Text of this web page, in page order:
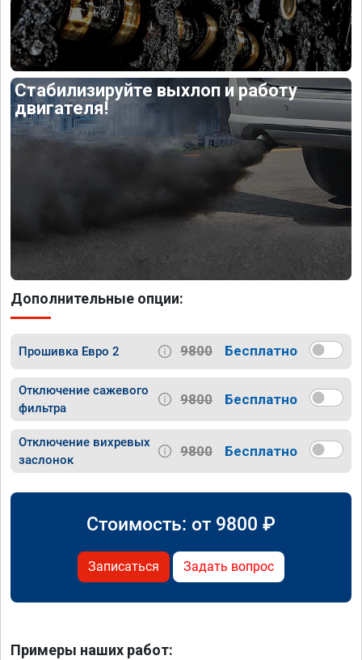
Стабилизируйте выхлоп и работу
двигателя!
Дополнительные опции:
Прошивка Евро 2 9800 Бесплатно
Отключение сажевого
фильтра
9800 Бесплатно
Отключение вихревых
заслонок
9800 Бесплатно
Стоимость: от 9800 ₽
Записаться Задать вопрос
Примеры наших работ: